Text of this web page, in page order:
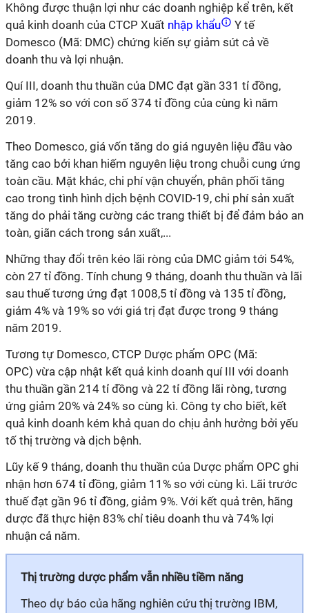
Không được thuận lợi như các doanh nghiệp kể trên, kết
quả kinh doanh của CTCP Xuất nhập khẩu
Y tế
Domesco (Mã: DMC) chứng kiến sự giảm sút cả về
doanh thu và lợi nhuận.
Quí III, doanh thu thuần của DMC đạt gần 331 tỉ đồng,
giảm 12% so với con số 374 tỉ đồng của cùng kì năm
2019.
Theo Domesco, giá vốn tăng do giá nguyên liệu đầu vào
tăng cao bởi khan hiếm nguyên liệu trong chuỗi cung ứng
toàn cầu. Mặt khác, chi phí vận chuyển, phân phối tăng
cao trong tình hình dịch bệnh COVID-19, chi phí sản xuất
tăng do phải tăng cường các trang thiết bị để đảm bảo an
toàn, giãn cách trong sản xuất,...
Những thay đổi trên kéo lãi ròng của DMC giảm tới 54%,
còn 27 tỉ đồng. Tính chung 9 tháng, doanh thu thuần và lãi
sau thuế tương ứng đạt 1008,5 tỉ đồng và 135 tỉ đồng,
giảm 4% và 19% so với giá trị đạt được trong 9 tháng
năm 2019.
Tương tự Domesco, CTCP Dược phẩm OPC (Mã:
OPC) vừa cập nhật kết quả kinh doanh quí III với doanh
thu thuần gần 214 tỉ đồng và 22 tỉ đồng lãi ròng, tương
ứng giảm 20% và 24% so cùng kì. Công ty cho biết, kết
quả kinh doanh kém khả quan do chịu ảnh hưởng bởi yếu
tố thị trường và dịch bệnh.
Lũy kế 9 tháng, doanh thu thuần của Dược phẩm OPC ghi
nhận hơn 674 tỉ đồng, giảm 11% so với cùng kì. Lãi trước
thuế đạt gần 96 tỉ đồng, giảm 9%. Với kết quả trên, hãng
dược đã thực hiện 83% chỉ tiêu doanh thu và 74% lợi
nhuận cả năm.
Thị trường dược phẩm vẫn nhiều tiềm năng
Theo dự báo của hãng nghiên cứu thị trường IBM,